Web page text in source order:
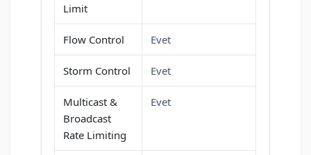
Limit
Flow Control Evet
Storm Control Evet
Multicast &
Broadcast
Rate Limiting
Evet